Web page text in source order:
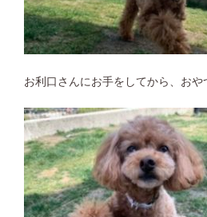
お利口さんにお手をしてから、おや